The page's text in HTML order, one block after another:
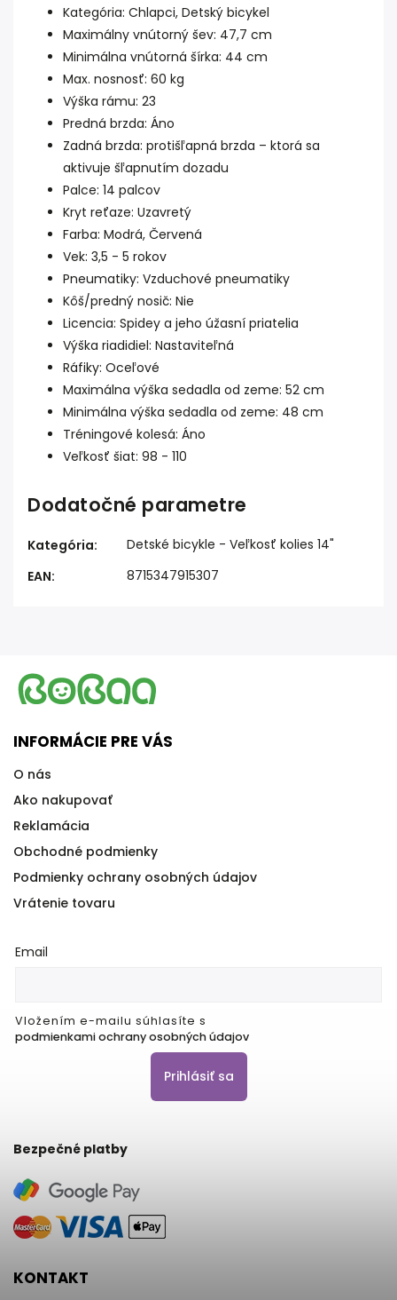
Kategória: Chlapci, Detský bicykel
Maximálny vnútorný šev: 47,7 cm
Minimálna vnútorná šírka: 44 cm
Max. nosnosť: 60 kg
Výška rámu: 23
Predná brzda: Áno
Zadná brzda: protišľapná brzda – ktorá sa
aktivuje šľapnutím dozadu
Palce: 14 palcov
Kryt reťaze: Uzavretý
Farba: Modrá, Červená
Vek: 3,5 - 5 rokov
Pneumatiky: Vzduchové pneumatiky
Kôš/predný nosič: Nie
Licencia: Spidey a jeho úžasní priatelia
Výška riadidiel: Nastaviteľná
Ráfiky: Oceľové
Maximálna výška sedadla od zeme: 52 cm
Minimálna výška sedadla od zeme: 48 cm
Tréningové kolesá: Áno
Veľkosť šiat: 98 - 110
Dodatočné parametre
Kategória:
Detské bicykle - Veľkosť kolies 14"
EAN: 8715347915307
INFORMÁCIE PRE VÁS
O nás
Ako nakupovať
Reklamácia
Obchodné podmienky
Podmienky ochrany osobných údajov
Vrátenie tovaru
Email
Vložením e-mailu súhlasíte s
podmienkami ochrany osobných údajov
Prihlásiť sa
Bezpečné platby
KONTAKT